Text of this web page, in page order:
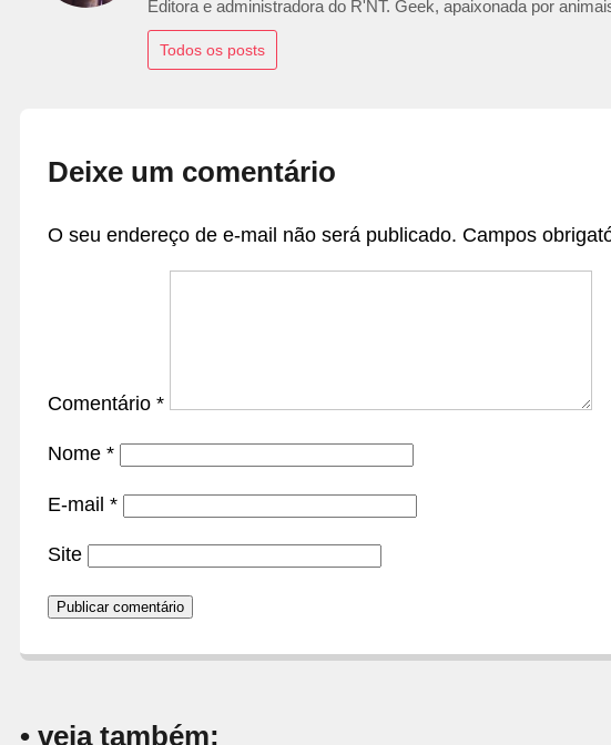
Editora e administradora do R'NT. Geek, apaixonada por
Todos os posts
Deixe um comentário
O seu endereço de e-mail não será publicado. Campos
Comentário *
Nome *
E-mail *
Site
• veja também: